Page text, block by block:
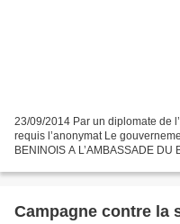
23/09/2014 Par un diplomate de
requis l’anonymat Le
BENINOIS A L’AMBASSADE
membres du...
Campagne contre la